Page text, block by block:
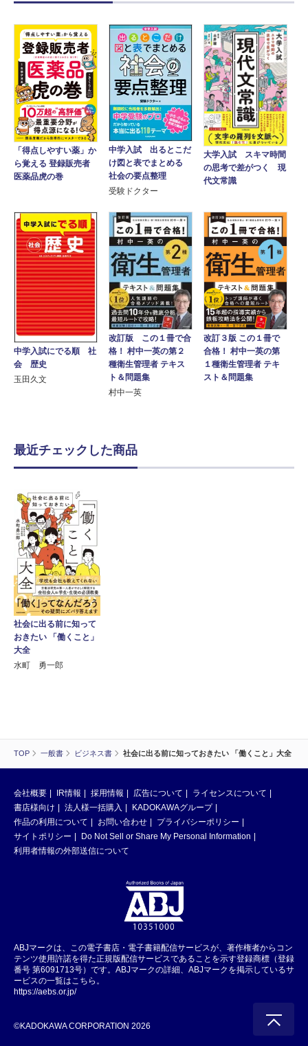
TOP 一般書 ビジネス書 社会に出る前に知っておきたい 「働くこと」大全
「得点しやすい薬」か
ら覚える 登録販売者
医薬品虎の巻
中学入試 出るとこだ
け図と表でまとめる
社会の要点整理
受験ドクター
大学入試 スキマ時間
の思考で差がつく 現
代文常識
中学入試にでる順 社
会 歴史
玉田久文
改訂版 この１冊で合
格！ 村中一英の第２
種衛生管理者 テキス
ト＆問題集
村中一英
改訂３版 この１冊で
合格！ 村中一英の第
１種衛生管理者 テキ
スト＆問題集
最近チェックした商品
社会に出る前に知って
おきたい 「働くこと」
大全
水町 勇一郎
会社概要 IR情報 採用情報 広告について
ライセンスについて
書店様向け
法人様一括購入
KADOKAWAグループ
作品の利用について
お問い合わせ
プライバシーポリシー
サイトポリシー
Do Not Sell or Share My Personal Information
利用者情報の外部送信について
ABJマークは、この電子書店・電子書籍配信サービスが、著作権者からコン
テンツ使用許諾を得た正規版配信サービスであることを示す登録商標（登録
番号 第6091713号）です。ABJマークの詳細、ABJマークを掲示しているサ
ービスの一覧はこちら。
https://aebs.or.jp/
©KADOKAWA CORPORATION 2026